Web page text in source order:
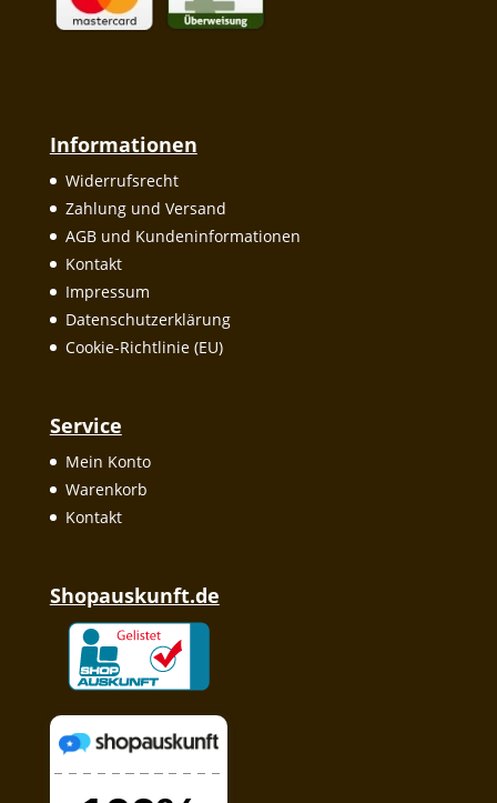
Informationen
Widerrufsrecht
Zahlung und Versand
AGB und Kundeninformationen
Kontakt
Impressum
Datenschutzerklärung
Cookie-Richtlinie (EU)
Service
Mein Konto
Warenkorb
Kontakt
Shopauskunft.de